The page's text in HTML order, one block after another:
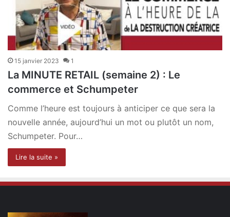
15 janvier 2023 1
La MINUTE RETAIL (semaine 2) : Le
commerce et Schumpeter
Comme l’heure est toujours à anticiper ce que sera la
nouvelle année, aujourd’hui un mot ou plutôt un nom,
Schumpeter. Pour…
Lire la suite »